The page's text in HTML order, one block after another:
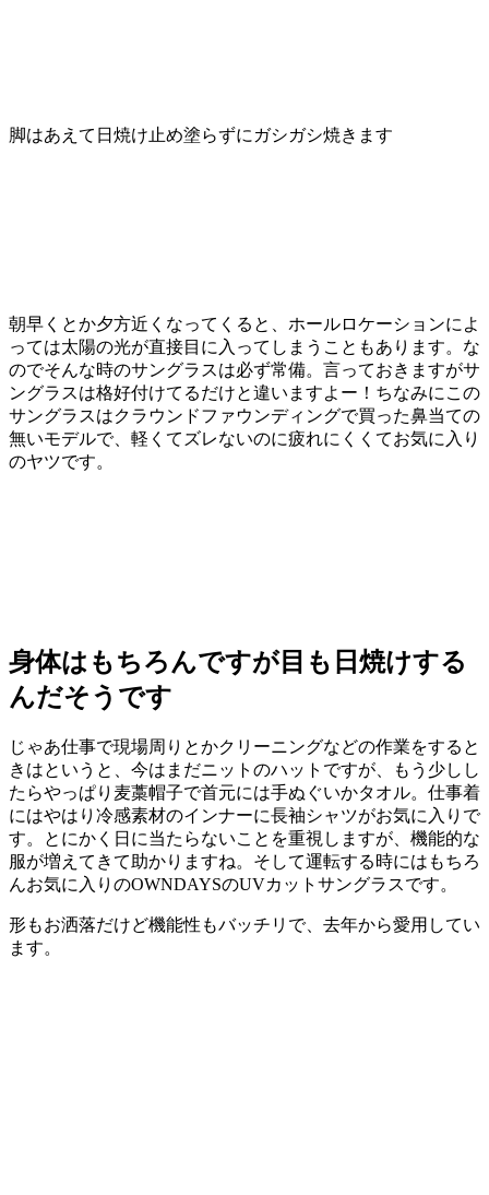
脚はあえて日焼け止め塗らずにガシガシ焼きます
朝早くとか夕方近くなってくると、ホールロケーションによ
っては太陽の光が直接目に入ってしまうこともあります。な
のでそんな時のサングラスは必ず常備。言っておきますがサ
ングラスは格好付けてるだけと違いますよー！ちなみにこの
サングラスはクラウンドファウンディングで買った鼻当ての
無いモデルで、軽くてズレないのに疲れにくくてお気に入り
のヤツです。
身体はもちろんですが目も日焼けする
んだそうです
じゃあ仕事で現場周りとかクリーニングなどの作業をすると
きはというと、今はまだニットのハットですが、もう少しし
たらやっぱり麦藁帽子で首元には手ぬぐいかタオル。仕事着
にはやはり冷感素材のインナーに長袖シャツがお気に入りで
す。とにかく日に当たらないことを重視しますが、機能的な
服が増えてきて助かりますね。そして運転する時にはもちろ
んお気に入りのOWNDAYSのUVカットサングラスです。
形もお洒落だけど機能性もバッチリで、去年から愛用してい
ます。